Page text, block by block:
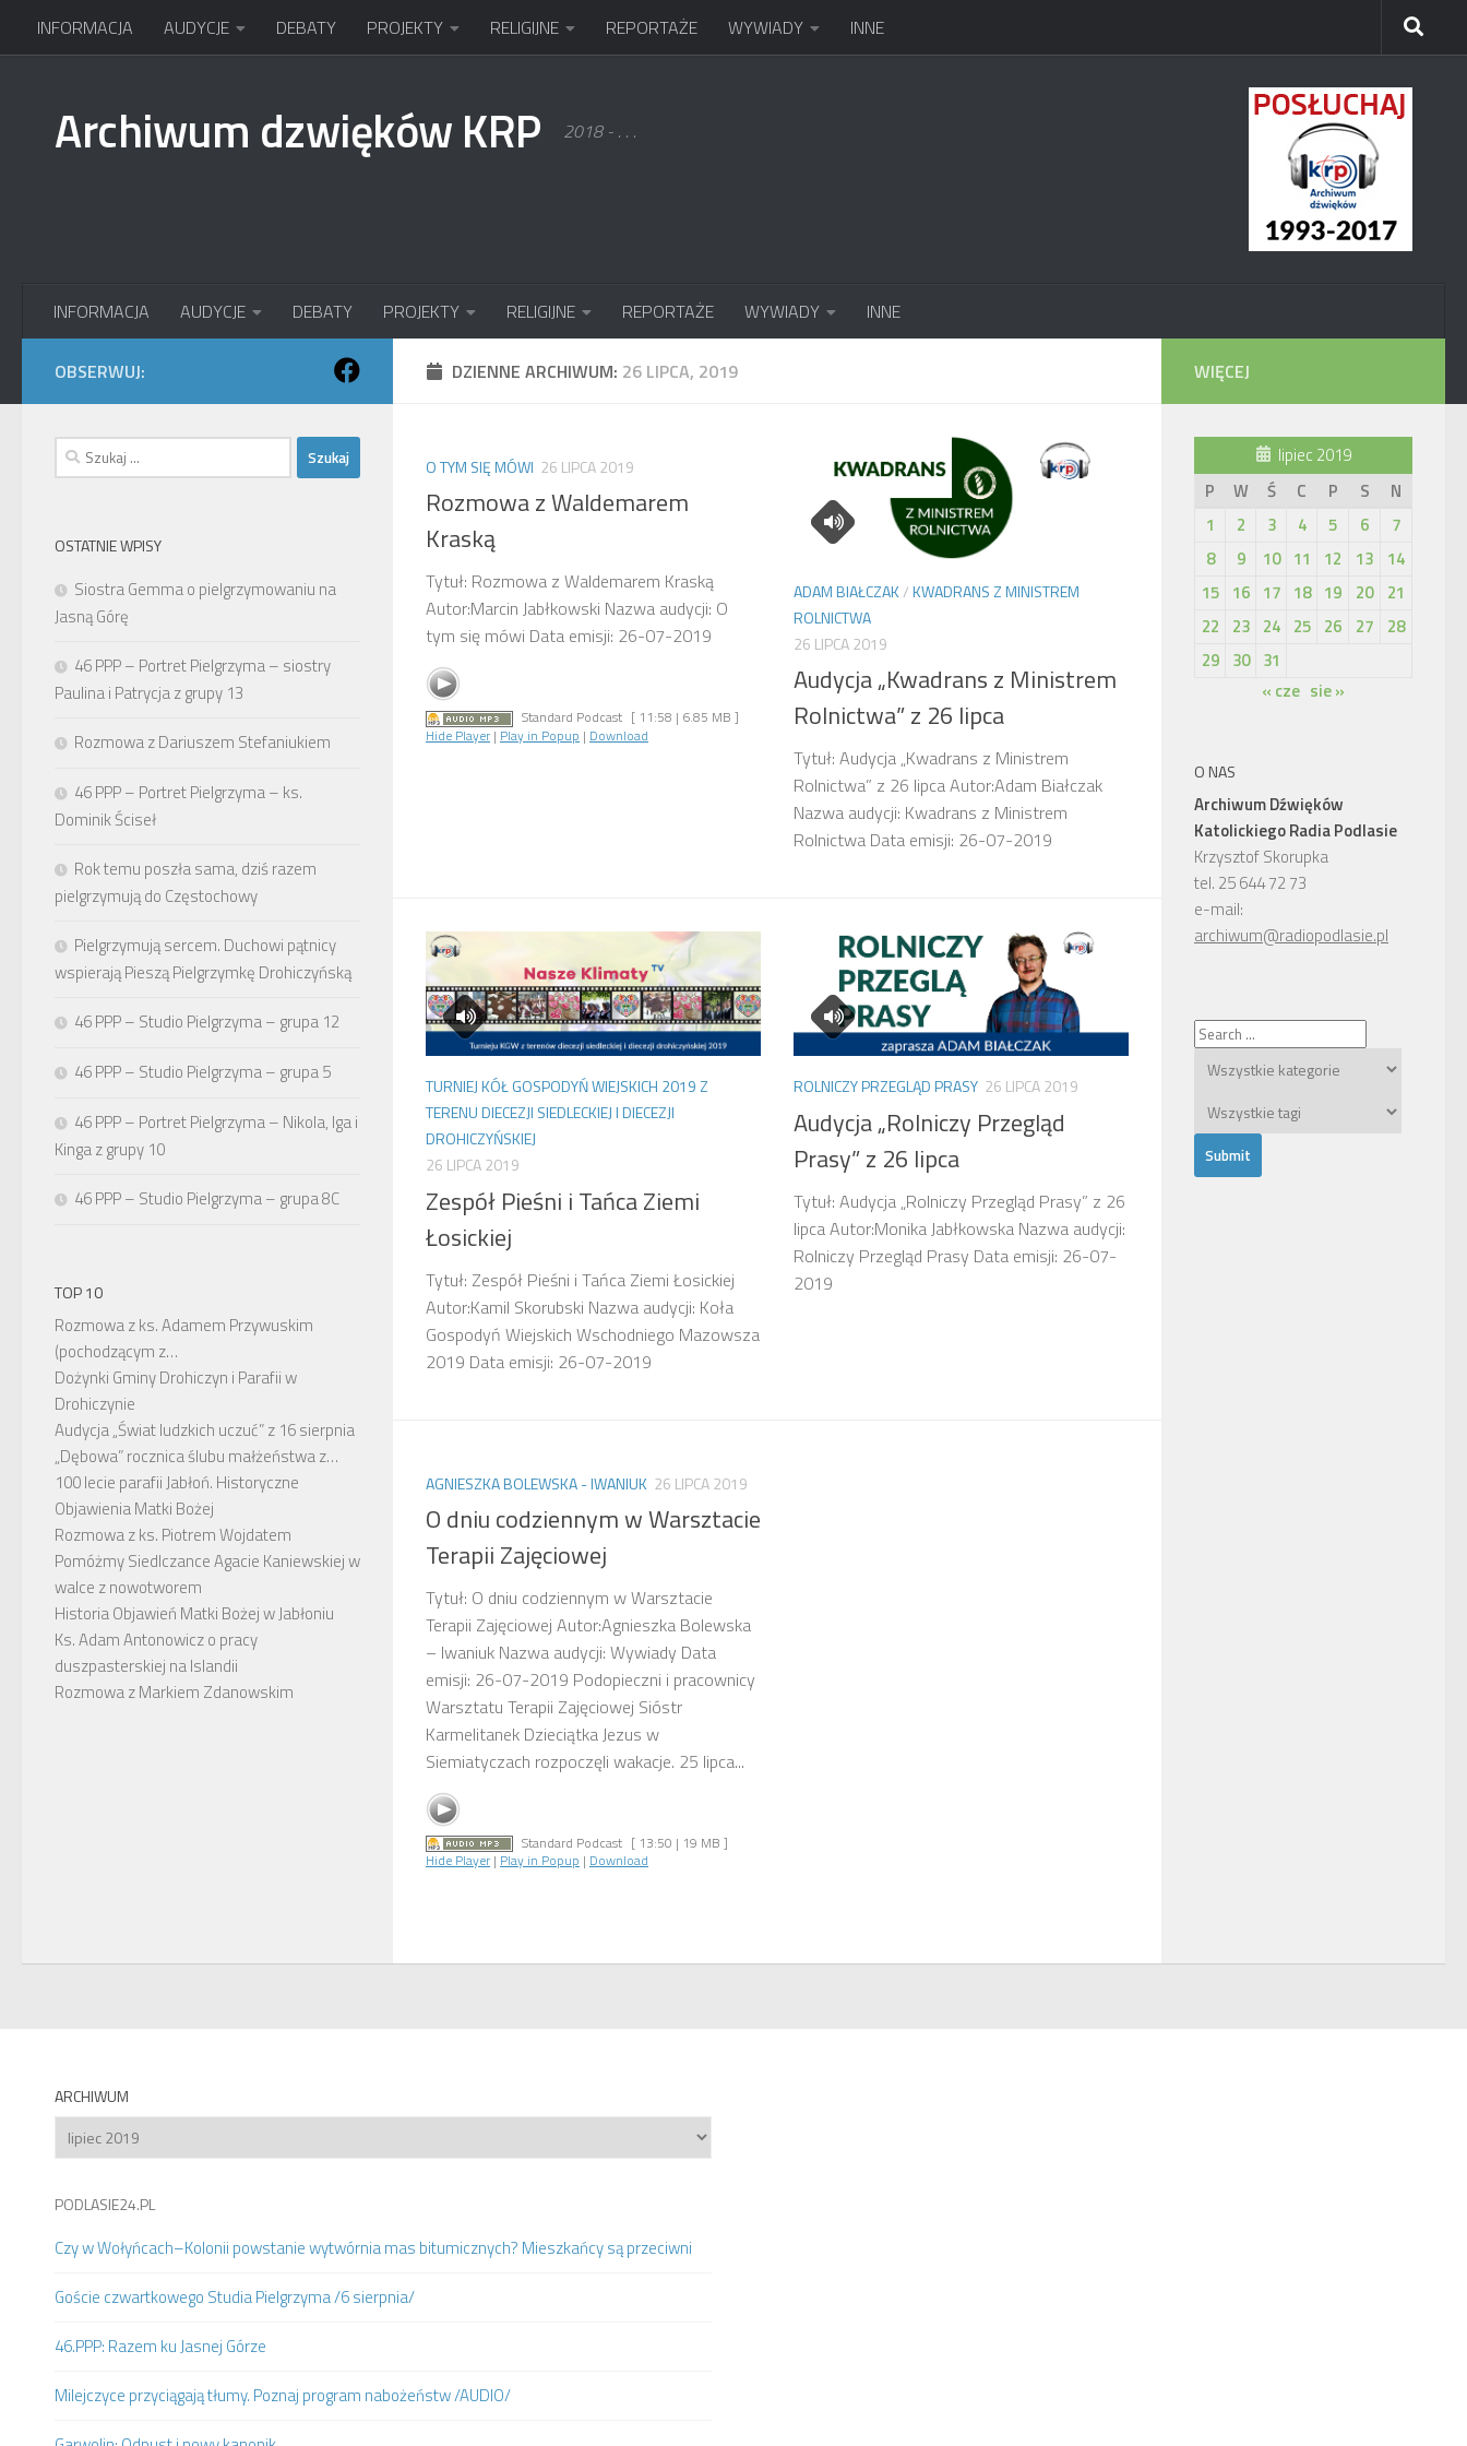
Przejdź do treści
INFORMACJA AUDYCJE DEBATY PROJEKTY RELIGIJNE REPORTAŻE WYWIADY INNE
Archiwum dzwięków KRP 2018 - . . .
INFORMACJA AUDYCJE DEBATY PROJEKTY RELIGIJNE REPORTAŻE WYWIADY INNE
DZIENNE ARCHIWUM: 26 LIPCA, 2019
O TYM SIĘ MÓWI 26 LIPCA 2019
Rozmowa z Waldemarem
Kraską
Tytuł: Rozmowa z Waldemarem Kraską
Autor:Marcin Jabłkowski Nazwa audycji: O
tym się mówi Data emisji: 26-07-2019
Standard Podcast [ 11:58 | 6.85 MB ]
Hide Player | Play in Popup | Download
ADAM BIAŁCZAK/KWADRANS Z MINISTREM
ROLNICTWA
26 LIPCA 2019
Audycja „Kwadrans z Ministrem
Rolnictwa” z 26 lipca
Tytuł: Audycja „Kwadrans z Ministrem
Rolnictwa” z 26 lipca Autor:Adam Białczak
Nazwa audycji: Kwadrans z Ministrem
Rolnictwa Data emisji: 26-07-2019
TURNIEJ KÓŁ GOSPODYŃ WIEJSKICH 2019 Z
TERENU DIECEZJI SIEDLECKIEJ I DIECEZJI
DROHICZYŃSKIEJ
26 LIPCA 2019
Zespół Pieśni i Tańca Ziemi
Łosickiej
Tytuł: Zespół Pieśni i Tańca Ziemi Łosickiej
Autor:Kamil Skorubski Nazwa audycji: Koła
Gospodyń Wiejskich Wschodniego Mazowsza
2019 Data emisji: 26-07-2019
ROLNICZY PRZEGLĄD PRASY 26 LIPCA 2019
Audycja „Rolniczy Przegląd
Prasy” z 26 lipca
Tytuł: Audycja „Rolniczy Przegląd Prasy” z 26
lipca Autor:Monika Jabłkowska Nazwa audycji:
Rolniczy Przegląd Prasy Data emisji: 26-07-
2019
AGNIESZKA BOLEWSKA - IWANIUK 26 LIPCA 2019
O dniu codziennym w Warsztacie
Terapii Zajęciowej
Tytuł: O dniu codziennym w Warsztacie
Terapii Zajęciowej Autor:Agnieszka Bolewska
– Iwaniuk Nazwa audycji: Wywiady Data
emisji: 26-07-2019 Podopieczni i pracownicy
Warsztatu Terapii Zajęciowej Sióstr
Karmelitanek Dzieciątka Jezus w
Siemiatyczach rozpoczęli wakacje. 25 lipca...
Standard Podcast [ 13:50 | 19 MB ]
Hide Player | Play in Popup | Download
OBSERWUJ:
Szukaj:
OSTATNIE WPISY
Siostra Gemma o pielgrzymowaniu na
Jasną Górę
46 PPP – Portret Pielgrzyma – siostry
Paulina i Patrycja z grupy 13
Rozmowa z Dariuszem Stefaniukiem
46 PPP – Portret Pielgrzyma – ks.
Dominik Ściseł
Rok temu poszła sama, dziś razem
pielgrzymują do Częstochowy
Pielgrzymują sercem. Duchowi pątnicy
wspierają Pieszą Pielgrzymkę Drohiczyńską
46 PPP – Studio Pielgrzyma – grupa 12
46 PPP – Studio Pielgrzyma – grupa 5
46 PPP – Portret Pielgrzyma – Nikola, Iga i
Kinga z grupy 10
46 PPP – Studio Pielgrzyma – grupa 8C
TOP 10
Rozmowa z ks. Adamem Przywuskim
(pochodzącym z…
Dożynki Gminy Drohiczyn i Parafii w
Drohiczynie
Audycja „Świat ludzkich uczuć” z 16 sierpnia
„Dębowa” rocznica ślubu małżeństwa z…
100 lecie parafii Jabłoń. Historyczne
Objawienia Matki Bożej
Rozmowa z ks. Piotrem Wojdatem
Pomóżmy Siedlczance Agacie Kaniewskiej w
walce z nowotworem
Historia Objawień Matki Bożej w Jabłoniu
Ks. Adam Antonowicz o pracy
duszpasterskiej na Islandii
Rozmowa z Markiem Zdanowskim
WIĘCEJ
lipiec 2019
P
W Ś C P S
N
1
2 3 4 5 6
7
8
9 10 11 12 13
14
15 16 17 18 19 20
21
22
23 24 25 26 27
28
29 30 31
« cze sie »
O NAS
Archiwum Dźwięków
Katolickiego Radia Podlasie
Krzysztof Skorupka
tel. 25 644 72 73
e-mail:
archiwum@radiopodlasie.pl
ARCHIWUM
Archiwum
PODLASIE24.PL
Czy w Wołyńcach–Kolonii powstanie wytwórnia mas bitumicznych? Mieszkańcy są przeciwni
Goście czwartkowego Studia Pielgrzyma /6 sierpnia/
46.PPP: Razem ku Jasnej Górze
Milejczyce przyciągają tłumy. Poznaj program nabożeństw /AUDIO/